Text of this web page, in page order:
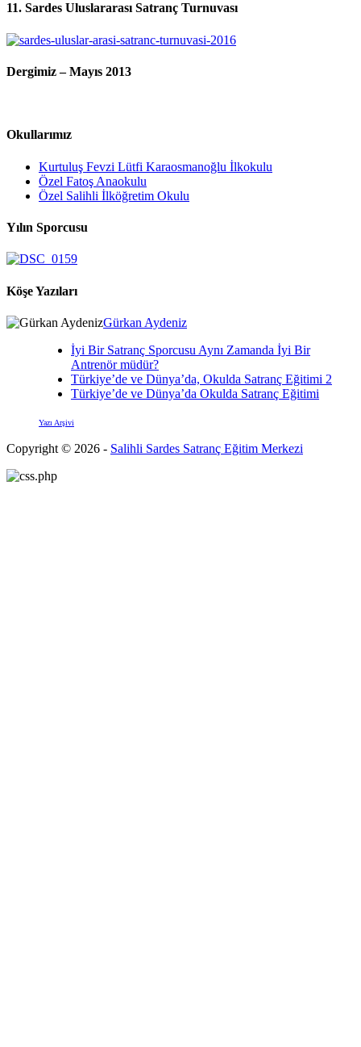
11. Sardes Uluslararası Satranç Turnuvası
Dergimiz – Mayıs 2013
Okullarımız
Kurtuluş Fevzi Lütfi Karaosmanoğlu İlkokulu
Özel Fatoş Anaokulu
Özel Salihli İlköğretim Okulu
Yılın Sporcusu
Köşe Yazıları
Gürkan Aydeniz
İyi Bir Satranç Sporcusu Aynı Zamanda İyi Bir
Antrenör müdür?
Türkiye’de ve Dünya’da, Okulda Satranç Eğitimi 2
Türkiye’de ve Dünya’da Okulda Satranç Eğitimi
Yazı Arşivi
Copyright © 2026 - Salihli Sardes Satranç Eğitim Merkezi